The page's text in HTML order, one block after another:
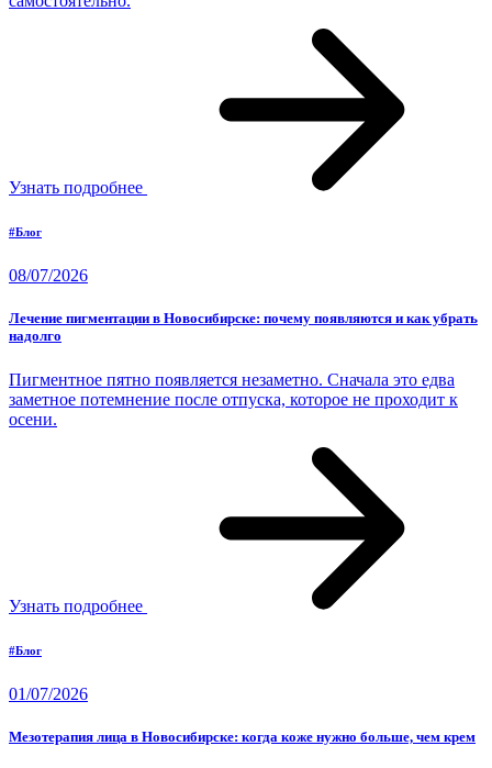
Узнать подробнее
#Блог
08/07/2026
Лечение пигментации в Новосибирске: почему появляются и как убрать
надолго
Пигментное пятно появляется незаметно. Сначала это едва
заметное потемнение после отпуска, которое не проходит к
осени.
Узнать подробнее
#Блог
01/07/2026
Мезотерапия лица в Новосибирске: когда коже нужно больше, чем крем